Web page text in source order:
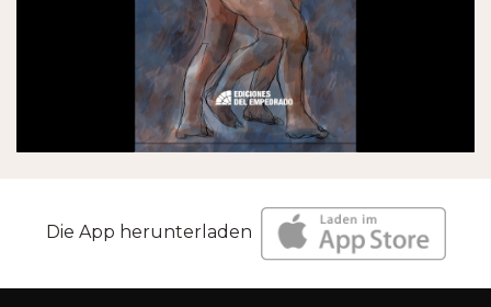
Die App herunterladen